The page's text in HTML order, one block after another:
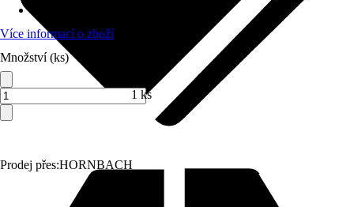
Prodej přes:HORNBACH
Více informací o zboží
Množství (ks)
1 ks